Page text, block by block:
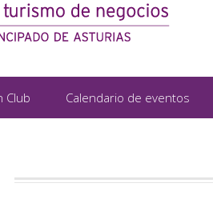
Club Calendario de eventos